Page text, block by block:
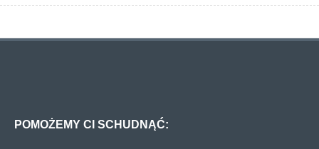
POMOŻEMY CI SCHUDNĄĆ: